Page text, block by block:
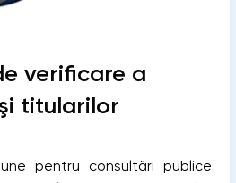
verificare a
titularilor
pentru consultări publice